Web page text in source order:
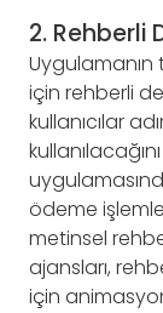
2. Rehberli
Uygulamanın
için rehberli
kullanıcılar
ödeme
metinsel
ajansları,
için